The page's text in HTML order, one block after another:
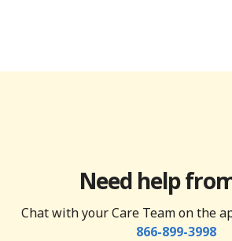
Need help
Chat with your Care Team on the
866-899-3998